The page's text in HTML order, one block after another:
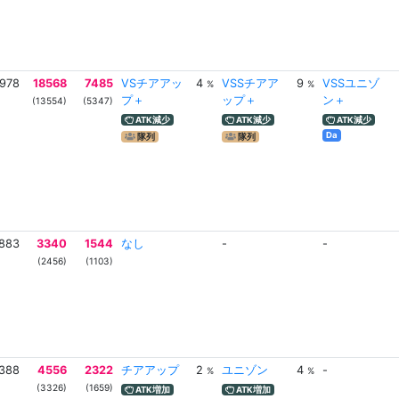
18568
(13554)
7485
(5347)
VSチアアッ
プ＋
ATK減少
隊列
4 %
VSSチアア
ップ＋
ATK減少
隊列
9 %
VSSユニゾ
ン＋
ATK減少
Da
3340
(2456)
1544
(1103)
なし - -
4556
(3326)
2322
(1659)
チアアップ
ATK増加
2 % ユニゾン
ATK増加
4 % -